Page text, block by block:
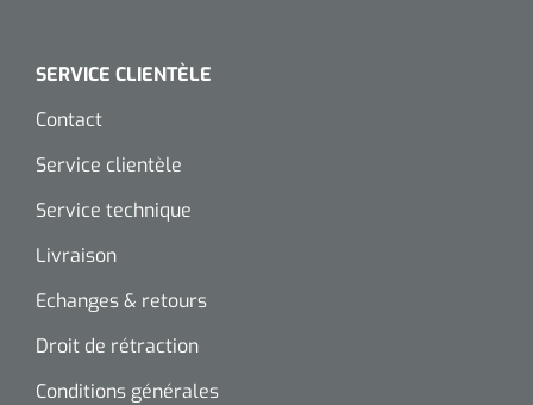
Alcoomètre
Produits pour le traitement des plaies chroniques
Hydrocolloïdes
Pansements en argent
Hydrogel
SERVICE CLIENTÈLE
Contact
Service clientèle
Service technique
Livraison
Echanges & retours
Droit de rétraction
Conditions générales